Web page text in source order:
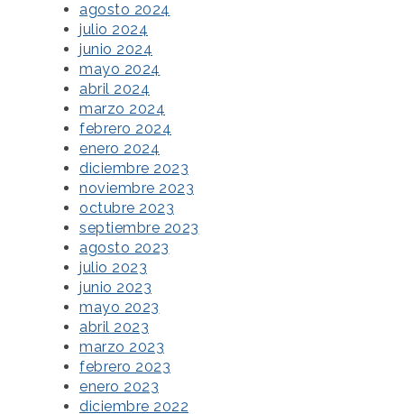
agosto 2024
julio 2024
junio 2024
mayo 2024
abril 2024
marzo 2024
febrero 2024
enero 2024
diciembre 2023
noviembre 2023
octubre 2023
septiembre 2023
agosto 2023
julio 2023
junio 2023
mayo 2023
abril 2023
marzo 2023
febrero 2023
enero 2023
diciembre 2022